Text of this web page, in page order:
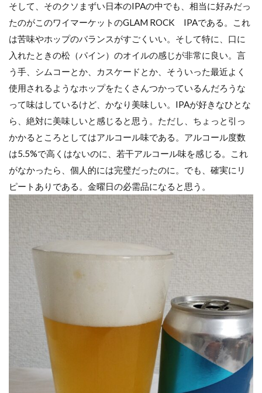
そして、そのクソまずい日本のIPAの中でも、相当に好みだっ
たのがこのワイマーケットのGLAM ROCK IPAである。これ
は苦味やホップのバランスがすごくいい。そして特に、口に
入れたときの松（パイン）のオイルの感じが非常に良い。言
う手、シムコーとか、カスケードとか、そういった最近よく
使用されるようなホップをたくさんつかっているんだろうな
って味はしているけど、かなり美味しい。IPAが好きなひとな
ら、絶対に美味しいと感じると思う。ただし、ちょっと引っ
かかるところとしてはアルコール味である。アルコール度数
は5.5%で高くはないのに、若干アルコール味を感じる。これ
がなかったら、個人的には完璧だったのに。でも、確実にリ
ピートありである。金曜日の必需品になると思う。